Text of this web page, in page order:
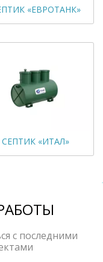
«ЕВРОТАНК»
СЕПТИК «ИТАЛ»
с последними